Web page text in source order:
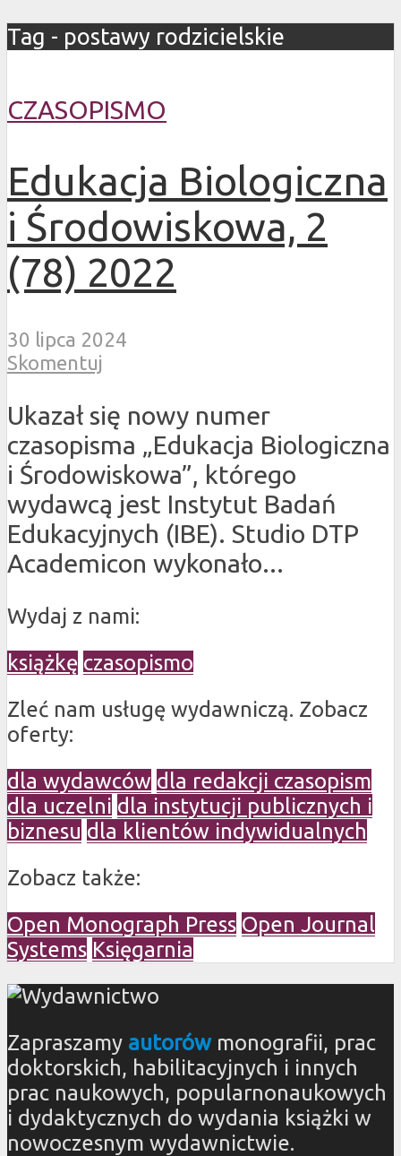
Tag - postawy rodzicielskie
CZASOPISMO
Edukacja Biologiczna
i Środowiskowa, 2
(78) 2022
30 lipca 2024
Skomentuj
Ukazał się nowy numer
czasopisma „Edukacja Biologiczna
i Środowiskowa”, którego
wydawcą jest Instytut Badań
Edukacyjnych (IBE). Studio DTP
Academicon wykonało...
Wydaj z nami:
książkę czasopismo
Zleć nam usługę wydawniczą. Zobacz
oferty:
dla wydawców dla redakcji czasopism
dla uczelni dla instytucji publicznych i
biznesu dla klientów indywidualnych
Zobacz także:
Open Monograph Press Open Journal
Systems Księgarnia
Zapraszamy autorówmonografii, prac
doktorskich, habilitacyjnych i innych
prac naukowych, popularnonaukowych
i dydaktycznych do wydania książki w
nowoczesnym wydawnictwie.